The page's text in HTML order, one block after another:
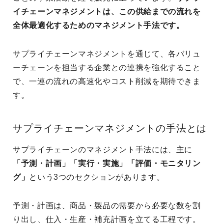
イチェーンマネジメントは、この供給までの流れを
全体最適化するためのマネジメント手法です。
サプライチェーンマネジメントを通じて、各バリュ
ーチェーンを担当する企業との連携を強化すること
で、一連の流れの高速化やコスト削減を期待できま
す。
サプライチェーンマネジメントの手法とは
サプライチェーンのマネジメント手法には、主に
「予測・計画」「実行・実施」「評価・モニタリン
グ」 という3つのセクションがあります。
予測・計画は、商品・製品の需要から必要な数を割
り出し、仕入・生産・補充計画を立てる工程です。